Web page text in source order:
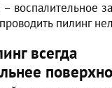
воспалительное
пилинг
всегда